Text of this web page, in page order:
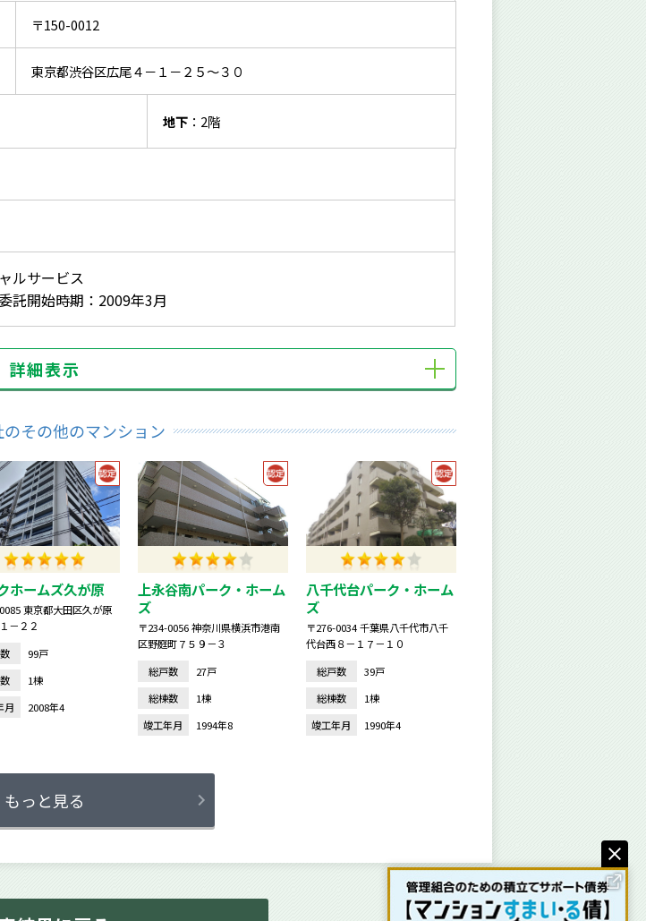
〒150-0012
東京都渋谷区広尾４－１－２５～３０
地下：2階
ルサービス
託開始時期：2009年3月
詳細表示
その他のマンション
ホームズ久が原
東京都大田区久が原
－２２
99戸
1棟
月
2008年4
上永谷南パーク・ホーム
ズ
〒234-0056 神奈川県横浜市港南
区野庭町７５９－３
総戸数
27戸
総棟数
1棟
竣工年月
1994年8
八千代台パーク・ホーム
ズ
〒276-0034 千葉県八千代市八千
代台西８－１７－１０
総戸数
39戸
総棟数
1棟
竣工年月
1990年4
もっと見る